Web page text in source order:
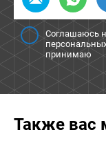
Соглашаюсь
принимаю
Также вас